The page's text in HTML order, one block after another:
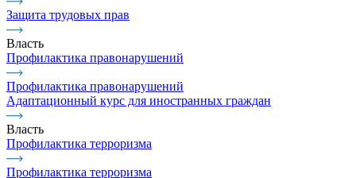
Защита трудовых прав
Власть
Профилактика правонарушений
Профилактика правонарушений
Адаптационный курс для иностранных граждан
Власть
Профилактика терроризма
Профилактика терроризма